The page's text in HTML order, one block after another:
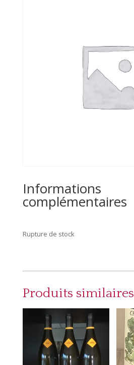
Informations
complémentaires
Rupture de stock
Produits similaires